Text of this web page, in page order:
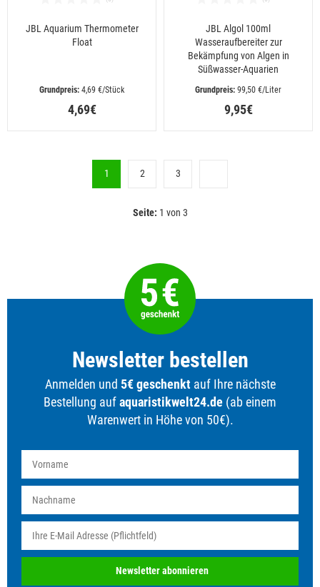
JBL Aquarium Thermometer
Float
4,69 €/Stück
4,69€
JBL Algol 100ml
Wasseraufbereiter zur
Bekämpfung von Algen in
Süßwasser-Aquarien
99,50 €/Liter
9,95€
1 2 3
Seite: 1 von 3
Newsletter bestellen
Anmelden und 5€ geschenktauf Ihre nächste
Bestellung aufaquaristikwelt24.de (ab einem
Warenwert in Höhe von 50€).
Honig
Newsletter abonnieren